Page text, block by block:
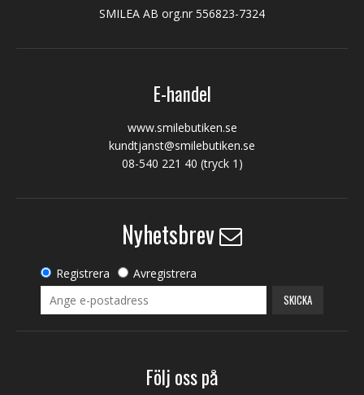
SMILEA AB org.nr 556823-7324
E-handel
www.smilebutiken.se
kundtjanst@smilebutiken.se
08-540 221 40 (tryck 1)
Nyhetsbrev
Registrera Avregistrera
SKICKA
Följ oss på